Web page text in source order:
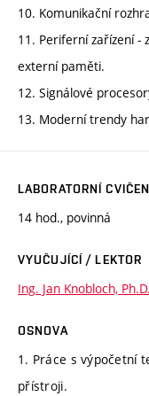
10. Komunikační
11. Periferní zařízení -
externí paměti.
12. Signálové
13. Moderní trendy
LABORATORNÍ
14 hod., povinná
VYUČUJÍCÍ / LEKTOR
Ing. Jan Knobloch, Ph.D.
OSNOVA
1. Práce s výpočetní
přístroji.